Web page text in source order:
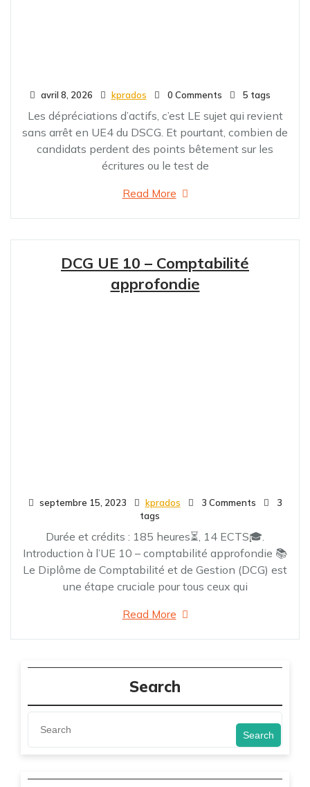
avril 8, 2026 kprados 0 Comments 5 tags
Les dépréciations d’actifs, c’est LE sujet qui revient
sans arrêt en UE4 du DSCG. Et pourtant, combien de
candidats perdent des points bêtement sur les
écritures ou le test de
Read More
DCG UE 10 – Comptabilité
approfondie
septembre 15, 2023 kprados 3 Comments
3
tags
Durée et crédits : 185 heures⏳, 14 ECTS🎓.
Introduction à l’UE 10 – comptabilité approfondie 📚
Le Diplôme de Comptabilité et de Gestion (DCG) est
une étape cruciale pour tous ceux qui
Read More
Search
Search